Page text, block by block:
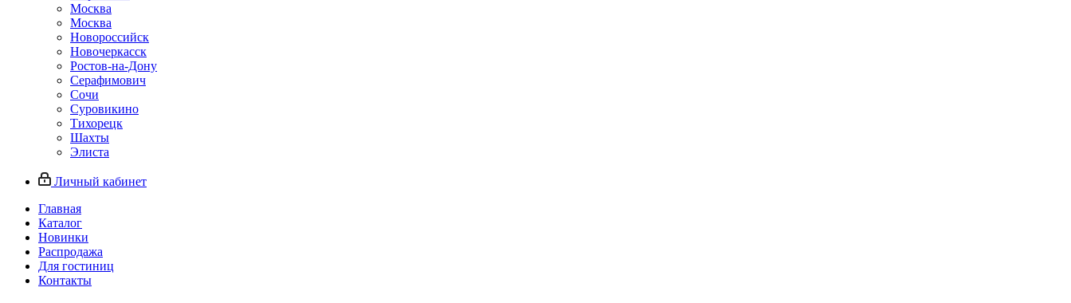
Москва
Москва
Новороссийск
Новочеркасск
Ростов-на-Дону
Серафимович
Сочи
Суровикино
Тихорецк
Шахты
Элиста
Личный кабинет
Главная
Каталог
Новинки
Распродажа
Для гостиниц
Контакты